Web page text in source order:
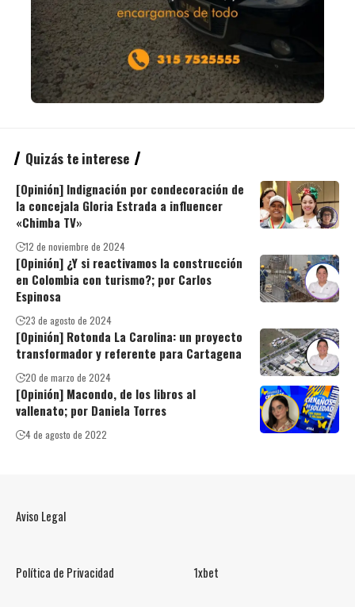
Quizás te interese
[Opinión] Indignación por condecoración de
la concejala Gloria Estrada a influencer
«Chimba TV»
12 de noviembre de 2024
[Opinión] ¿Y si reactivamos la construcción
en Colombia con turismo?; por Carlos
Espinosa
23 de agosto de 2024
[Opinión] Rotonda La Carolina: un proyecto
transformador y referente para Cartagena
20 de marzo de 2024
[Opinión] Macondo, de los libros al
vallenato; por Daniela Torres
4 de agosto de 2022
Aviso Legal
Política de Privacidad 1xbet